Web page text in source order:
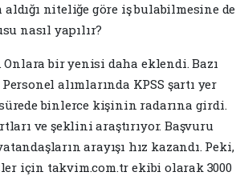
niteliğe göre iş bulabilmesine de
nasıl yapılır?
bir yenisi daha eklendi. Bazı
alımlarında KPSS şartı yer
binlerce kişinin radarına girdi.
ve şeklini araştırıyor. Başvuru
arayışı hız kazandı. Peki,
için takvim.com.tr ekibi olarak 3000